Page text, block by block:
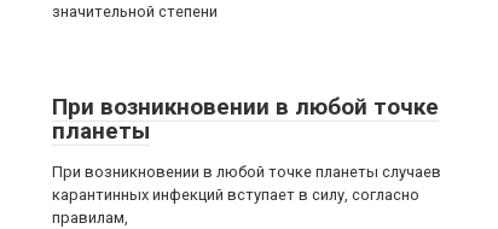
значительной степени
При возникновении в любой точке
планеты
При возникновении в любой точке планеты случаев
карантинных инфекций вступает в силу, согласно
правилам,